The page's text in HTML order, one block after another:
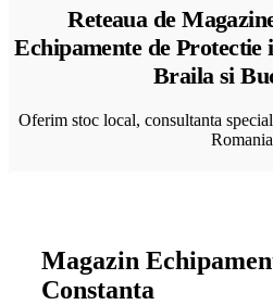
Reteaua de
Echipamente de Protectie
Braila si
Oferim stoc local, consultanta
Magazin
Constanta